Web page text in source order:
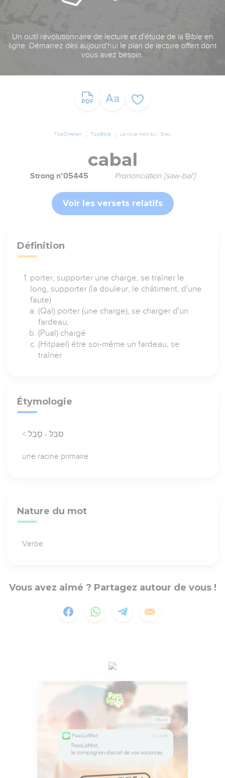
Un outil révolutionnaire de lecture et d'étude de la Bible en
ligne. Démarrez dès aujourd'hui le plan de lecture offert dont
vous avez besoin.
TopChrétien TopBible Lexique Hébreu / Grec
cabal
Strong n°05445 Prononciation [saw-bal']
Voir les versets relatifs
Définition
porter, supporter une charge, se traîner le
long, supporter (la douleur, le châtiment, d'une
faute)
(Qal) porter (une charge), se charger d'un
fardeau,
(Pual) chargé
(Hitpael) être soi-même un fardeau, se
traîner
Étymologie
< סבל - סָבַל
une racine primaire
Nature du mot
Verbe
Vous avez aimé ? Partagez autour de vous !